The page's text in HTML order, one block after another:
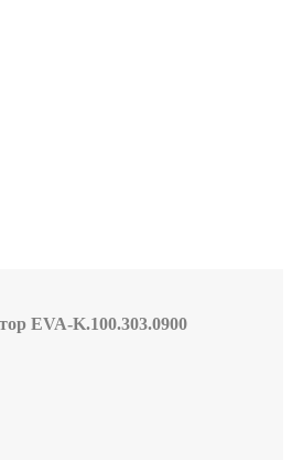
EVA-K.100.303.0900